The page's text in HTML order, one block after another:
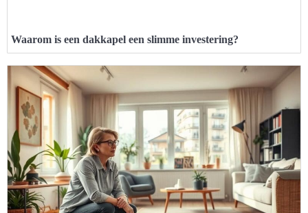
Waarom is een dakkapel een slimme investering?